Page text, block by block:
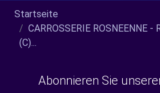
Startseite
CARROSSERIE ROSNEENNE -
(C)...
Abonnieren Sie